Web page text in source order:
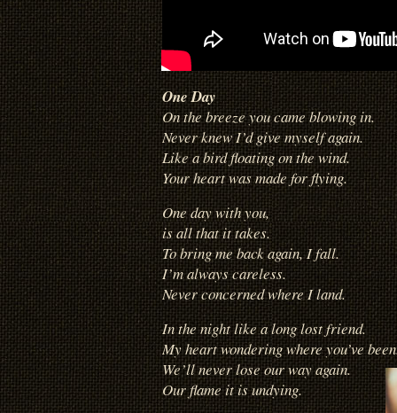
One Day
On the breeze you came blowing in.
Never knew I’d give myself again.
Like a bird floating on the wind.
Your heart was made for flying.
One day with you,
is all that it takes.
To bring me back again, I fall.
I’m always careless.
Never concerned where I land.
In the night like a long lost friend.
My heart wondering where you’ve
We’ll never lose our way again.
Our flame it is undying.